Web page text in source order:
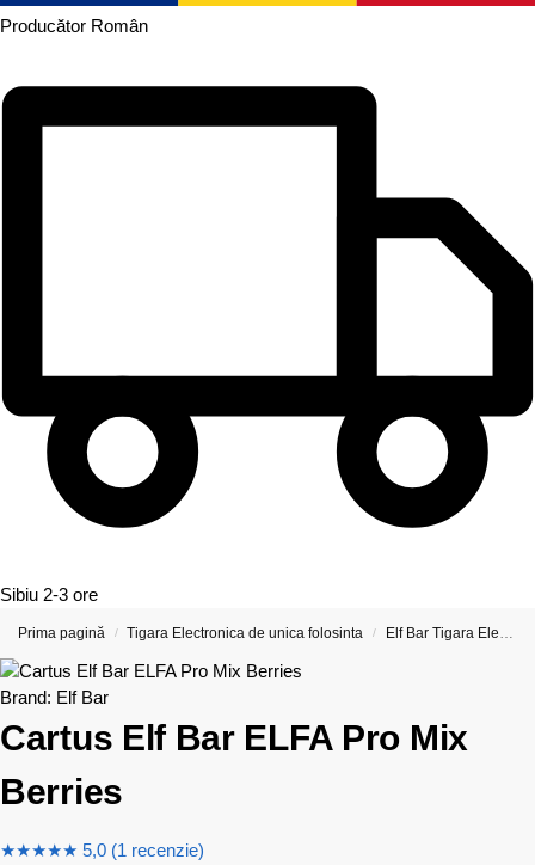
Producător Român
Sibiu 2-3 ore
Prima pagină / Tigara Electronica de unica folosinta / Elf Bar Tigara Electronica si Vape-uri
Brand: Elf Bar
Cartus Elf Bar ELFA Pro Mix
Berries
★★★★★ 5,0 (1 recenzie)